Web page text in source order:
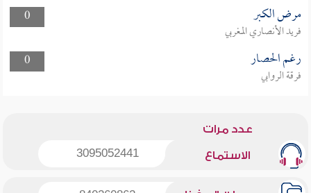
0
مرض الكبر
فريد الأنصاري المغربي
0
رغم الحصار
فرقة الروابي
عدد مرات
الاستماع 3095052441